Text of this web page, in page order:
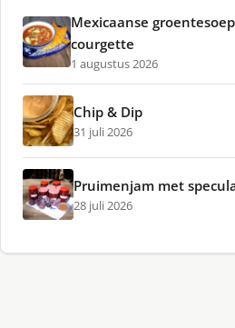
Mexicaanse
courgette
1 augustus 2026
Chip & Dip
31 juli 2026
Pruimenjam met
28 juli 2026